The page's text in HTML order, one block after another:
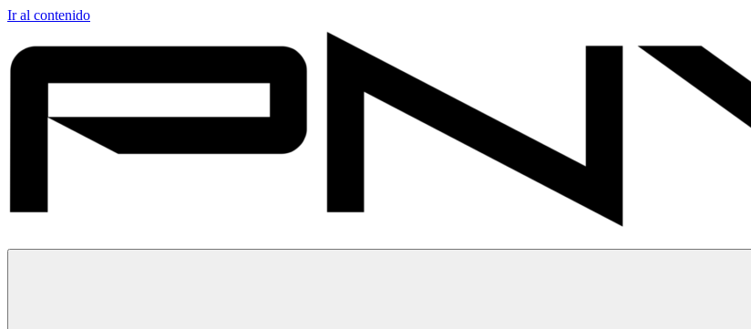
Ir al contenido